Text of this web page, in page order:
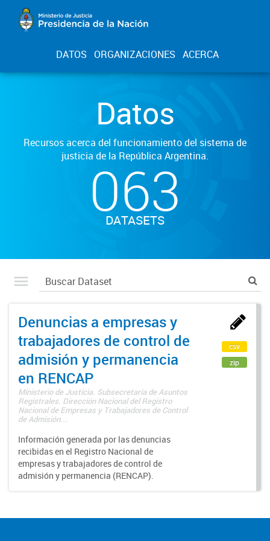
DATOS ORGANIZACIONES ACERCA
Datos
Recursos acerca del funcionamiento del sistema de
justicia de la República Argentina.
063
DATASETS
Denuncias a empresas y
trabajadores de control de
admisión y permanencia
en RENCAP
Ministerio de Justicia. Subsecretaría de Asuntos
Registrales. Dirección Nacional del Registro
Nacional de Empresas y Trabajadores de Control
de Admisión...
Información generada por las denuncias
recibidas en el Registro Nacional de
empresas y trabajadores de control de
admisión y permanencia (RENCAP).
csv
zip